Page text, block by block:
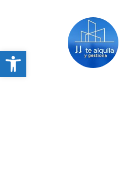
Abrir barra de herramientas